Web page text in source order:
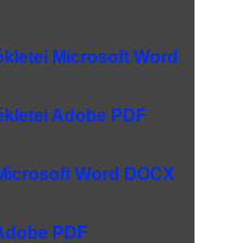
Microsoft Word
Adobe PDF
Word DOCX
PDF